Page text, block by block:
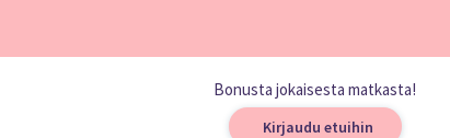
Bonusta jokaisesta matkasta!
Kirjaudu etuihin